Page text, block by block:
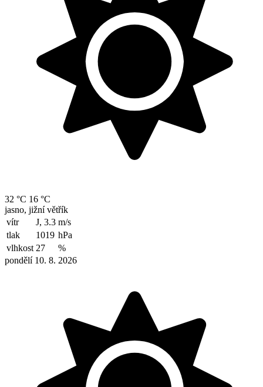
32 °C 16 °C
jasno, jižní větřík
vítr
J, 3.3 m/s
tlak
1019 hPa
vlhkost 27
%
pondělí 10. 8. 2026